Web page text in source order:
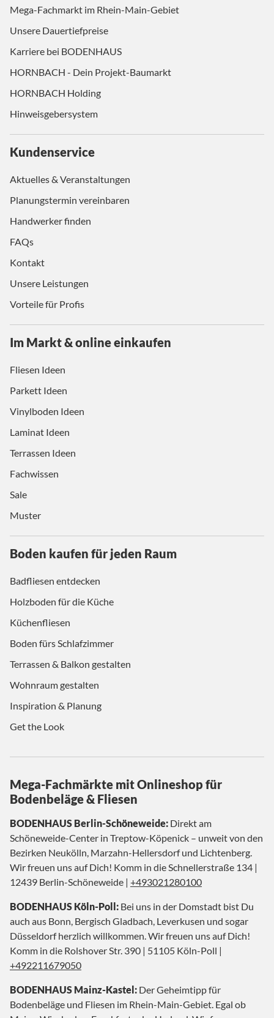
Mega-Fachmarkt im Rhein-Main-Gebiet
Unsere Dauertiefpreise
Karriere bei BODENHAUS
HORNBACH - Dein Projekt-Baumarkt
HORNBACH Holding
Hinweisgebersystem
Kundenservice
Aktuelles & Veranstaltungen
Planungstermin vereinbaren
Handwerker finden
FAQs
Kontakt
Unsere Leistungen
Vorteile für Profis
Im Markt & online einkaufen
Fliesen Ideen
Parkett Ideen
Vinylboden Ideen
Laminat Ideen
Terrassen Ideen
Fachwissen
Sale
Muster
Boden kaufen für jeden Raum
Badfliesen entdecken
Holzboden für die Küche
Küchenfliesen
Boden fürs Schlafzimmer
Terrassen & Balkon gestalten
Wohnraum gestalten
Inspiration & Planung
Get the Look
Mega-Fachmärkte mit Onlineshop für
Bodenbeläge & Fliesen
BODENHAUS Berlin-Schöneweide: Direkt am
Schöneweide-Center in Treptow-Köpenick – unweit von den
Bezirken Neukölln, Marzahn-Hellersdorf und Lichtenberg.
Wir freuen uns auf Dich! Komm in die Schnellerstraße 134 |
12439 Berlin-Schöneweide | +493021280100
BODENHAUS Köln-Poll: Bei uns in der Domstadt bist Du
auch aus Bonn, Bergisch Gladbach, Leverkusen und sogar
Düsseldorf herzlich willkommen. Wir freuen uns auf Dich!
Komm in die Rolshover Str. 390 | 51105 Köln-Poll |
+492211679050
BODENHAUS Mainz-Kastel: Der Geheimtipp für
Bodenbeläge und Fliesen im Rhein-Main-Gebiet. Egal ob